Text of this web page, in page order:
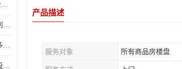
通州区玻璃清洗开荒保洁公司电话 省心省力 有效消除隐患
北京家政保洁服务 工程类别多 有效消除隐患
海淀区开荒保洁清洗 设备多样 避免会留下卫生死角
海淀区开荒保洁清洗服务 设备多样 清洁知识全面
产品描述
服务对象 所有商品房楼盘